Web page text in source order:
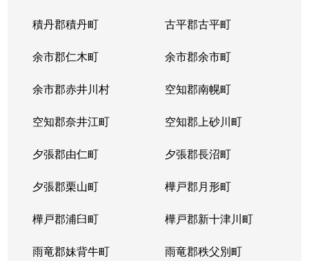
積丹郡積丹町 古平郡古平町
余市郡仁木町 余市郡余市町
余市郡赤井川村 空知郡南幌町
空知郡奈井江町 空知郡上砂川町
夕張郡由仁町 夕張郡長沼町
夕張郡栗山町 樺戸郡月形町
樺戸郡浦臼町 樺戸郡新十津川町
雨竜郡妹背牛町 雨竜郡秩父別町